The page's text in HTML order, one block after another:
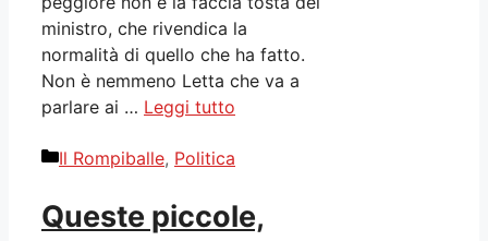
ministro, che rivendica la
normalità di quello che ha fatto.
Non è nemmeno Letta che va a
parlare ai … Leggi tutto
Categorie
Il Rompiballe, Politica
Queste piccole,